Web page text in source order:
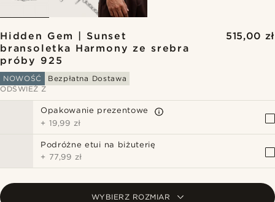
Hidden Gem | Sunset
bransoletka Harmony ze srebra
próby 925
515,00 zł
NOWOŚĆ
Bezpłatna Dostawa
ODŚWIEŻ Z
Opakowanie prezentowe
+ 19,99 zł
Podróżne etui na biżuterię
+ 77,99 zł
WYBIERZ ROZMIAR